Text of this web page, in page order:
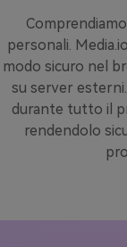
personali.
modo sicuro nel
su server
durante tutto il
rendendolo